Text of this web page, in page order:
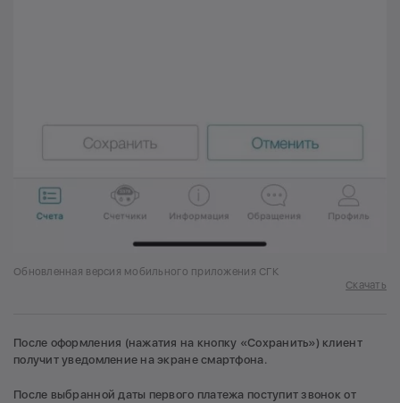
Обновленная версия мобильного приложения СГК
Скачать
После оформления (нажатия на кнопку «Сохранить») клиент
получит уведомление на экране смартфона.
После выбранной даты первого платежа поступит звонок от